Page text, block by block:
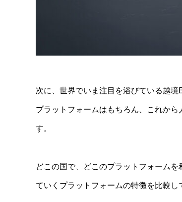
次に、世界でいま注目を浴びている越境
プラットフォームはもちろん、これか
す。
どこの国で、どこのプラットフォーム
ていくプラットフォームの特徴を比較し